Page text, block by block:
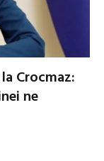
Crocmaz:
ne